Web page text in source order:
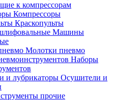
к компрессорам
Компрессоры
Краскопульты
Машины
Молотки пневмо
Наборы
Осушители и